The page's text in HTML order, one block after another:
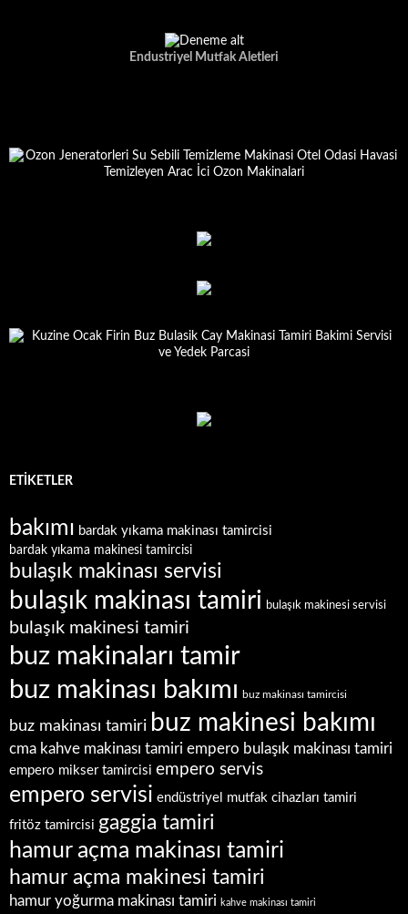
Endustriyel Mutfak Aletleri
ETIKETLER
bakımı bardak yıkama makinası tamircisi
bardak yıkama makinesi tamircisi
bulaşık makinası servisi
bulaşık makinası tamiri bulaşık makinesi servisi
bulaşık makinesi tamiri
buz makinaları tamir
buz makinası bakımı buz makinası tamircisi
buz makinası tamiri buz makinesi bakımı
cma kahve makinası tamiri empero bulaşık makinası tamiri
empero mikser tamircisi empero servis
empero servisi endüstriyel mutfak cihazları tamiri
fritöz tamircisi gaggia tamiri
hamur açma makinası tamiri
hamur açma makinesi tamiri
hamur yoğurma makinası tamiri kahve makinası tamiri